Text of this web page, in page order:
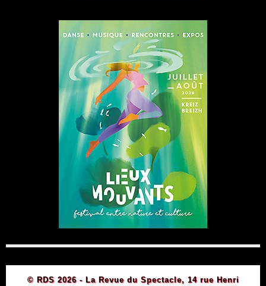
© RDS 2026 - La Revue du Spectacle, 14 rue Henri